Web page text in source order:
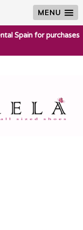
MENU
Spain for purchases